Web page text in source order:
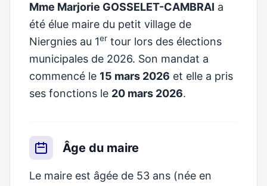
Mme Marjorie GOSSELET-CAMBRAI a
été élue maire du petit village de
Niergnies au 1er tour lors des élections
municipales de 2026. Son mandat a
commencé le 15 mars 2026 et elle a pris
ses fonctions le 20 mars 2026.
Âge du maire
Le maire est âgée de 53 ans (née en